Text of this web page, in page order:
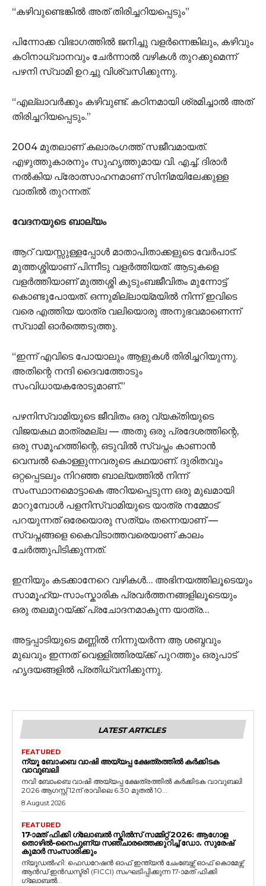
“കഴിവുണ്ടെങ്കിൽ അത് തിരിച്ചറിയപ്പെടും”
പിന്നോക്ക വിഭാഗത്തിൽ ജനിച്ചു വളർന്നെങ്കിലും, കഴിവും
കഠിനാധ്വാനവും ചേർന്നാൽ വഴികൾ തുറക്കുമെന്ന്
പഴനി സ്വാമി ഉറച്ചു വിശ്വസിക്കുന്നു.
“എല്ലാവർക്കും കഴിവുണ്ട്. കഠിനമായി ശ്രമിച്ചാൽ അത്
തിരിച്ചറിയപ്പെടും.”
2004 മുതലാണ് കലാരംഗത്ത് സജീവമായത്.
എഴുത്തുകാരനും സുഹൃത്തുമായ വി. എച്ച്. ദിരാർ
നൽകിയ പ്രോത്സാഹനമാണ് സിനിമയിലേക്കുള്ള
വാതിൽ തുറന്നത്.
വേദനയുടെ ബാല്യം
ആറ് വയസ്സുള്ളപ്പോൾ മാതാപിതാക്കളുടെ വേർപാട്.
മുത്തശ്ശിയാണ് പിന്നീടു വളർത്തിയത്. ആടുകളെ
വളർത്തിയാണ് മുത്തശ്ശി കുടുംബജീവിതം മുന്നോട്ട്
കൊണ്ടുപോയത്. ഒന്നുമില്ലായ്മയിൽ നിന്ന് ഇവിടെ
വരെ എത്തിയ യാത്ര വലിയൊരു അനുഭവമാണെന്ന്
സ്വാമി ഓർത്തെടുത്തു.
“ഇന്ന് എവിടെ പോയാലും ആളുകൾ തിരിച്ചറിയുന്നു.
അതിന്റെ നന്ദി ദൈവത്തോടും
സംവിധായകരോടുമാണ്.”
പഴനിസ്വാമിയുടെ ജീവിതം ഒരു വ്യക്തിയുടെ
വിജയകഥ മാത്രമല്ല — അതു ഒരു പ്രദേശത്തിന്റെ,
ഒരു സമൂഹത്തിന്റെ, ഒടുവിൽ സ്വപ്നം കാണാൻ
വെമ്പൽ കൊള്ളുന്നവരുടെ കഥയാണ്. ദുരിതവും
ഒറ്റപ്പെടലും നിറഞ്ഞ ബാല്യത്തിൽ നിന്ന്
സംസ്ഥാനമൊട്ടാകെ അറിയപ്പെടുന്ന ഒരു മുഖമായി
മാറുമ്പോൾ പളനിസ്വാമിയുടെ യാത്ര നമ്മോട്
പറയുന്നത് ഒരേയൊരു സത്യം തന്നെയാണ് —
സ്വപ്നങ്ങളെ കൈവിടാത്തവരെയാണ് കാലം
ചേർത്തുപിടിക്കുന്നത്.
ഇനിയും കടക്കാനേറെ വഴികൾ… അഭിനയത്തിലൂടെയും
സാമൂഹ്യ-സാംസ്കാരിക പ്രവർത്തനങ്ങളിലൂടെയും
ഒരു തലമുറയ്ക്ക് പ്രചോദനമാകുന്ന യാത്ര…
അട്ടപ്പാടിയുടെ മണ്ണിൽ നിന്നുയർന്ന ആ ശബ്ദവും
മുഖവും ഇന്നത് വെള്ളിത്തിരയ്ക്ക് പുറത്തും ഒരുപാട്
ഹൃദയങ്ങളിൽ പ്രതിധ്വനിക്കുന്നു.
LATEST ARTICLES
FEATURED
ന്യൂ ബോംബെ വാഷി അയ്യപ്പ ക്ഷേത്രത്തിൽ കർക്കിടക
വാവുബലി
നവി ബോംബെ വാഷി അയ്യപ്പ ക്ഷേത്രത്തിൽ കർക്കിടക വാവുബലി
2026 ആഗസ്റ്റ് 12ന് രാവിലെ 6.30 മുതൽ 10...
8 August 2026
FEATURED
17-ാമത് ഫിക്കി ഗ്ലോബൽ സ്കിൽസ് സമ്മിറ്റ് 2026: ആഗോള
തൊഴിൽ-നൈപുണ്യ സഞ്ചാരത്തെക്കുറിച്ച് ഡോ. സുരേഷ്
കുമാർ സംസാരിക്കും
ന്യൂഡൽഹി: ഫെഡറേഷൻ ഓഫ് ഇന്ത്യൻ ചേംബേഴ്സ് ഓഫ് കൊമേഴ്സ്
ആൻഡ് ഇൻഡസ്ട്രി (FICCI) സംഘടിപ്പിക്കുന്ന 17-ാമത് ഫിക്കി
ഗ്ലോബൽ...